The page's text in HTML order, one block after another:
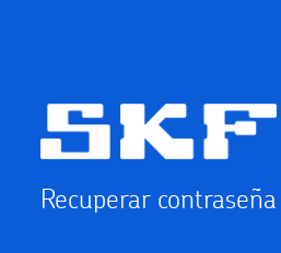
Recuperar contraseña